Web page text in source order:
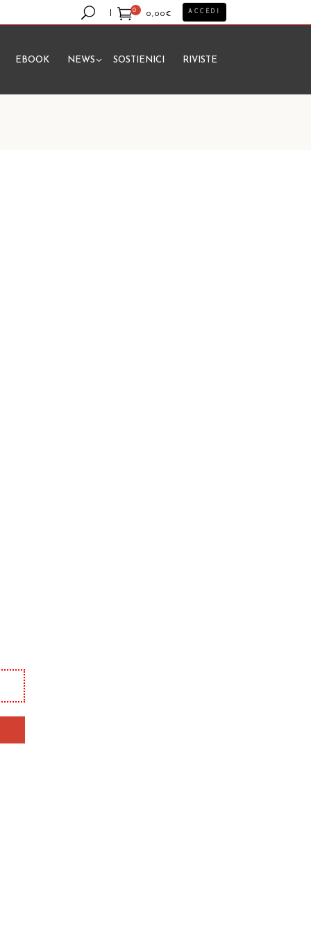
0
0,00€
prodotto nel carrello.
ACCEDI
EBOOK NEWS SOSTIENICI RIVISTE